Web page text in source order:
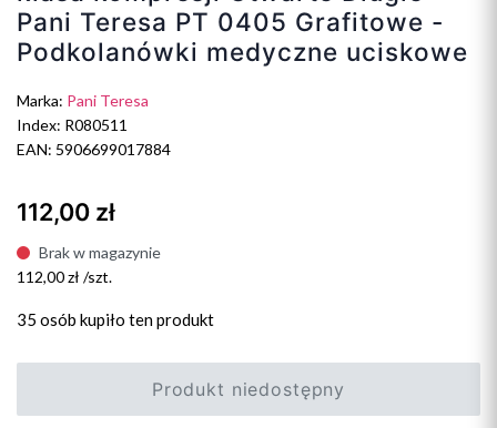
Pani Teresa PT 0405 Grafitowe -
Podkolanówki medyczne uciskowe
Marka: Pani Teresa
Index: R080511
EAN: 5906699017884
112,00 zł
Brak w magazynie
112,00 zł /szt.
35 osób kupiło ten produkt
Produkt niedostępny